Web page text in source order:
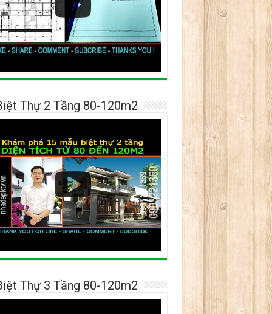
Thự 2 Tầng 80-120m2
Thự 3 Tầng 80-120m2